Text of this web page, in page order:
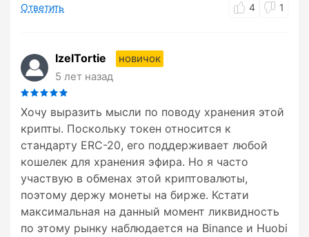
Ответить 4 1
IzelTortie
новичок
5 лет назад
Хочу выразить мысли по поводу хранения этой
крипты. Поскольку токен относится к
стандарту ERC-20, его поддерживает любой
кошелек для хранения эфира. Но я часто
участвую в обменах этой криптовалюты,
поэтому держу монеты на бирже. Кстати
максимальная на данный момент ликвидность
по этому рынку наблюдается на Binance и Huobi